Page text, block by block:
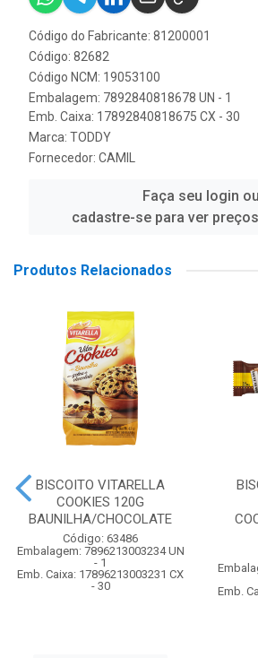
Código do Fabricante: 81200001
Código: 82682
Código NCM: 19053100
Embalagem: 7892840818678 UN - 1
Emb. Caixa: 17892840818675 CX - 30
Marca: TODDY
Fornecedor: CAMIL
Faça seu login ou
cadastre-se para ver
Produtos Relacionados
BISCOITO VITARELLA
COOKIES 120G
BAUNILHA/CHOCOLATE
Código: 63486
Embalagem: 7896213003234 UN
- 1
Emb. Caixa: 17896213003231 CX
- 30
Emb.